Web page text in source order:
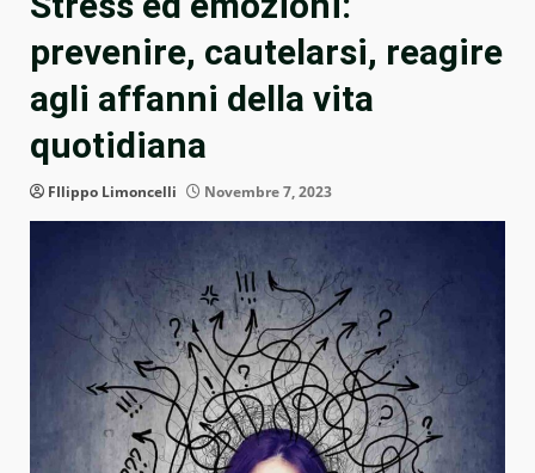
prevenire, cautelarsi, reagire
agli affanni della vita
quotidiana
FIlippo Limoncelli Novembre 7, 2023